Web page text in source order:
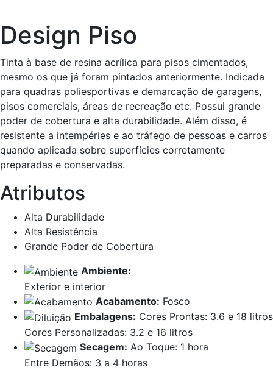
Design Piso
Tinta à base de resina acrílica para pisos cimentados,
mesmo os que já foram pintados anteriormente. Indicada
para quadras poliesportivas e demarcação de garagens,
pisos comerciais, áreas de recreação etc. Possui grande
poder de cobertura e alta durabilidade. Além disso, é
resistente a intempéries e ao tráfego de pessoas e carros
quando aplicada sobre superfícies corretamente
preparadas e conservadas.
Atributos
Alta Durabilidade
Alta Resistência
Grande Poder de Cobertura
Ambiente:
Exterior e interior
Acabamento: Fosco
Embalagens: Cores Prontas: 3.6 e 18 litros
Cores Personalizadas: 3.2 e 16 litros
Secagem: Ao Toque: 1 hora
Entre Demãos: 3 a 4 horas